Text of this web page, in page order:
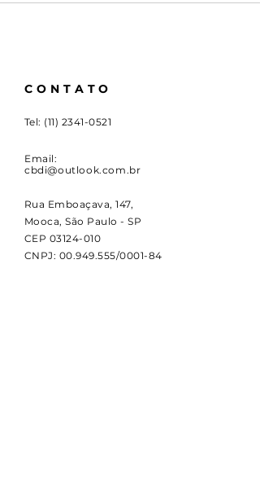
CONTATO
Tel: (11) 2341-0521
Email:
cbdi@outlook.com.br
Rua Emboaçava, 147,
Mooca, São Paulo - SP
CEP 03124-010
CNPJ: 00.949.555/0001-84